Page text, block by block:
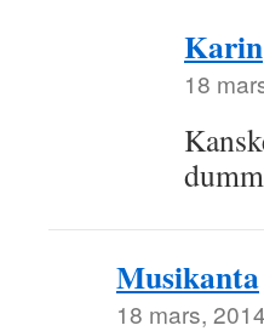
Karin
18
Musikanta
18 mars,